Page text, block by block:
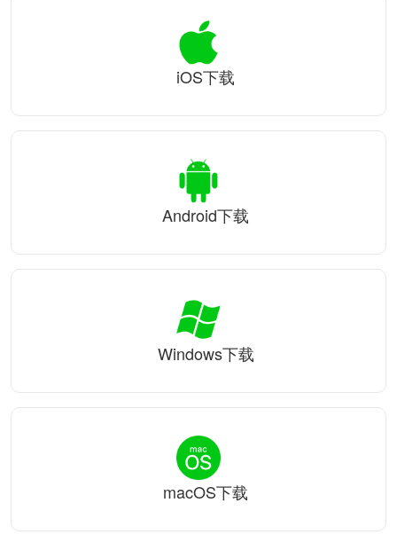
iOS下载
Android下载
Windows下载
macOS下载